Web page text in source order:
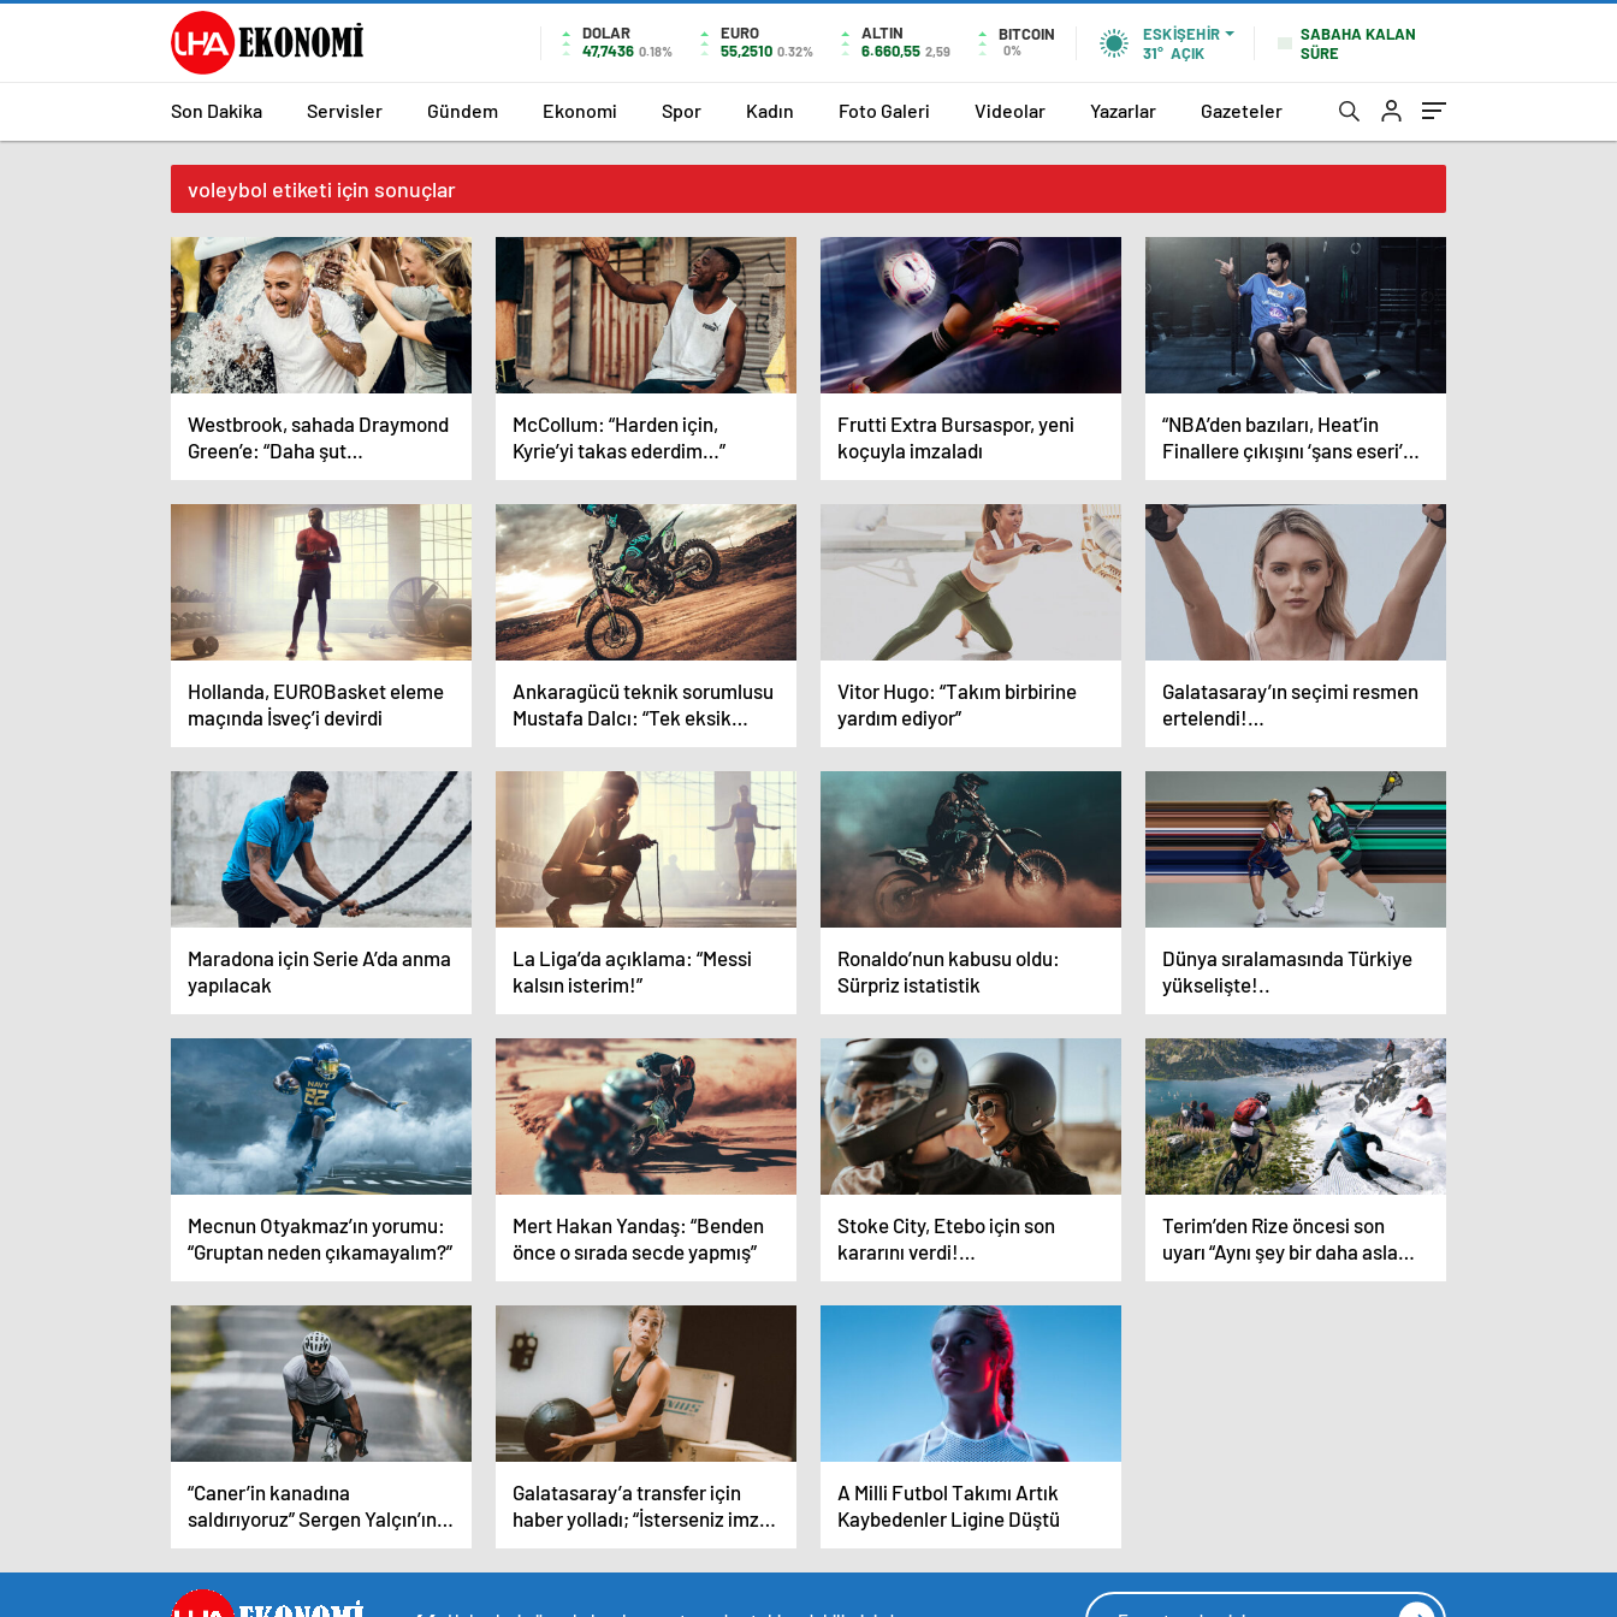
DOLAR
47,7436 0.18%
EURO
55,2510 0.32%
ALTIN
6.660,55 2,59
BITCOIN
0%
ESKIŞEHIR
31° AÇIK
SABAHA KALAN
SÜRE
Son Dakika Servisler Gündem Ekonomi Spor Kadın Foto Galeri Videolar Yazarlar Gazeteler
voleybol etiketi için sonuçlar
Westbrook, sahada Draymond
Green’e: “Daha şut
atamıyorsun!”
McCollum: “Harden için,
Kyrie’yi takas ederdim…”
Frutti Extra Bursaspor, yeni
koçuyla imzaladı
“NBA’den bazıları, Heat’in
Finallere çıkışını ‘şans eseri’
olarak görüyor” iddiası
Hollanda, EUROBasket eleme
maçında İsveç’i devirdi
Ankaragücü teknik sorumlusu
Mustafa Dalcı: “Tek eksik
goldü”
Vitor Hugo: “Takım birbirine
yardım ediyor”
Galatasaray’ın seçimi resmen
ertelendi!…
Maradona için Serie A’da anma
yapılacak
La Liga’da açıklama: “Messi
kalsın isterim!”
Ronaldo’nun kabusu oldu:
Sürpriz istatistik
Dünya sıralamasında Türkiye
yükselişte!..
Mecnun Otyakmaz’ın yorumu:
“Gruptan neden çıkamayalım?”
Mert Hakan Yandaş: “Benden
önce o sırada secde yapmış”
Stoke City, Etebo için son
kararını verdi!…
Terim’den Rize öncesi son
uyarı “Aynı şey bir daha asla
olmasın”
“Caner’in kanadına
saldırıyoruz” Sergen Yalçın’ın
hücum planları
Galatasaray’a transfer için
haber yolladı; “İsterseniz imza
atarım”
A Milli Futbol Takımı Artık
Kaybedenler Ligine Düştü